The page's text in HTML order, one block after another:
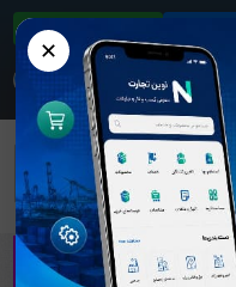
✕
دانلود اپلیکیشن
موتوری
وسایل نقلیه موتوری